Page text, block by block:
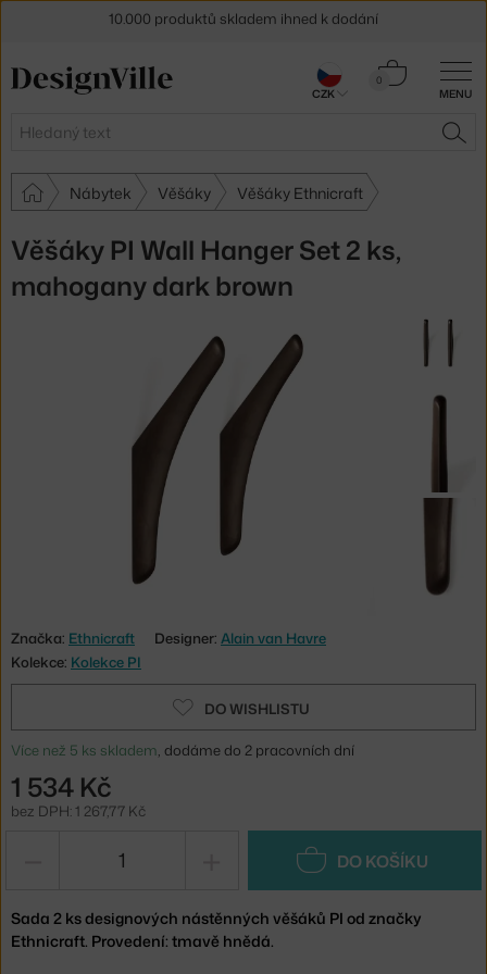
MENU
Hledat
0
Košík
Nábytek Věšáky Věšáky Ethnicraft
Věšáky PI Wall Hanger Set 2 ks,
mahogany dark brown
Značka: Ethnicraft Designer: Alain van Havre
Kolekce: Kolekce PI
DO WISHLISTU
Více než 5 ks skladem, dodáme do 2 pracovních dní
1 534 Kč
bez DPH: 1 267,77 Kč
DO KOŠÍKU
Sada 2 ks designových nástěnných věšáků PI od značky
Ethnicraft. Provedení: tmavě hnědá.
30 dní na vrácení zbožíCZK